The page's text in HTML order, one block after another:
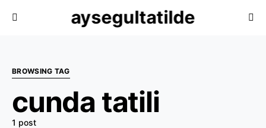
aysegultatilde
BROWSING TAG
cunda tatili
1 post